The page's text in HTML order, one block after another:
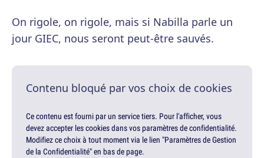
On rigole, on rigole, mais si Nabilla parle un
jour GIEC, nous seront peut-être sauvés.
Contenu bloqué par vos choix de cookies
Ce contenu est fourni par un service tiers. Pour l'afficher, vous
devez accepter les cookies dans vos paramètres de confidentialité.
Modifiez ce choix à tout moment via le lien "Paramètres de Gestion
de la Confidentialité" en bas de page.